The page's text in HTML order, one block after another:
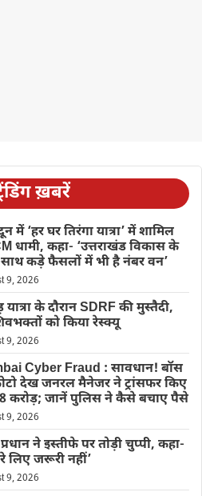
ख़बरें
में ‘हर घर तिरंगा यात्रा’ में शामिल
धामी, कहा- ‘उत्तराखंड विकास के
कड़े फैसलों में भी है नंबर वन’
9, 2026
के दौरान SDRF की मुस्तैदी,
को किया रेस्क्यू
9, 2026
Cyber Fraud : सावधान! बॉस
देख जनरल मैनेजर ने ट्रांसफर किए
करोड़; जानें पुलिस ने कैसे बचाए पैसे
9, 2026
प्रधान ने इस्तीफे पर तोड़ी चुप्पी, कहा-
लिए जरूरी नहीं’
9, 2026